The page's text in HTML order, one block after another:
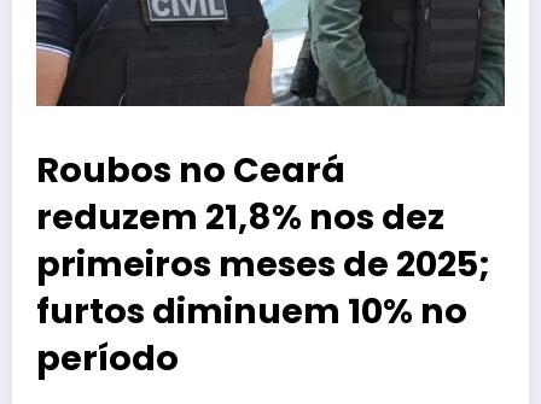
Roubos no Ceará
reduzem 21,8% nos dez
primeiros meses de 2025;
furtos diminuem 10% no
período